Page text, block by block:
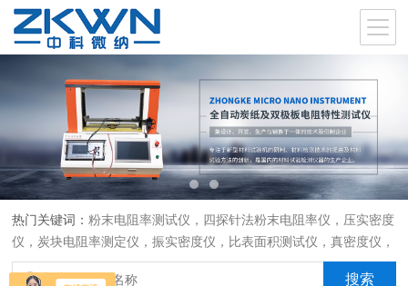
热门关键词：粉末电阻率测试仪，四探针法粉末电阻率仪，压实密度
仪，炭块电阻率测定仪，振实密度仪，比表面积测试仪，真密度仪，
炭块热膨胀仪，炭块透气率仪，炭块二氧化碳反应测定仪